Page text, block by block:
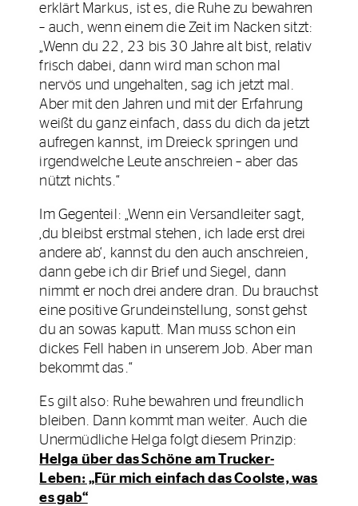
erklärt Markus, ist es, die Ruhe zu bewahren
– auch, wenn einem die Zeit im Nacken sitzt:
„Wenn du 22, 23 bis 30 Jahre alt bist, relativ
frisch dabei, dann wird man schon mal
nervös und ungehalten, sag ich jetzt mal.
Aber mit den Jahren und mit der Erfahrung
weißt du ganz einfach, dass du dich da jetzt
aufregen kannst, im Dreieck springen und
irgendwelche Leute anschreien – aber das
nützt nichts.“
Im Gegenteil: „Wenn ein Versandleiter sagt,
‚du bleibst erstmal stehen, ich lade erst drei
andere ab‘, kannst du den auch anschreien,
dann gebe ich dir Brief und Siegel, dann
nimmt er noch drei andere dran. Du brauchst
eine positive Grundeinstellung, sonst gehst
du an sowas kaputt. Man muss schon ein
dickes Fell haben in unserem Job. Aber man
bekommt das.“
Es gilt also: Ruhe bewahren und freundlich
bleiben. Dann kommt man weiter. Auch die
Unermüdliche Helga folgt diesem Prinzip:
Helga über das Schöne am Trucker-
Leben: „Für mich einfach das Coolste, was
es gab“